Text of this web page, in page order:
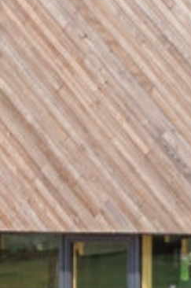
Publications